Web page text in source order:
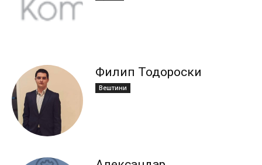
Филип Тодороски
Вештини